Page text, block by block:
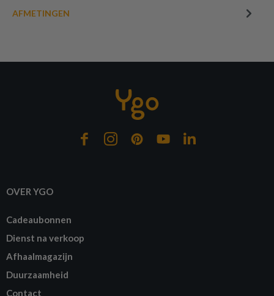
AFMETINGEN
OVER YGO
Cadeaubonnen
Dienst na verkoop
Afhaalmagazijn
Duurzaamheid
Contact